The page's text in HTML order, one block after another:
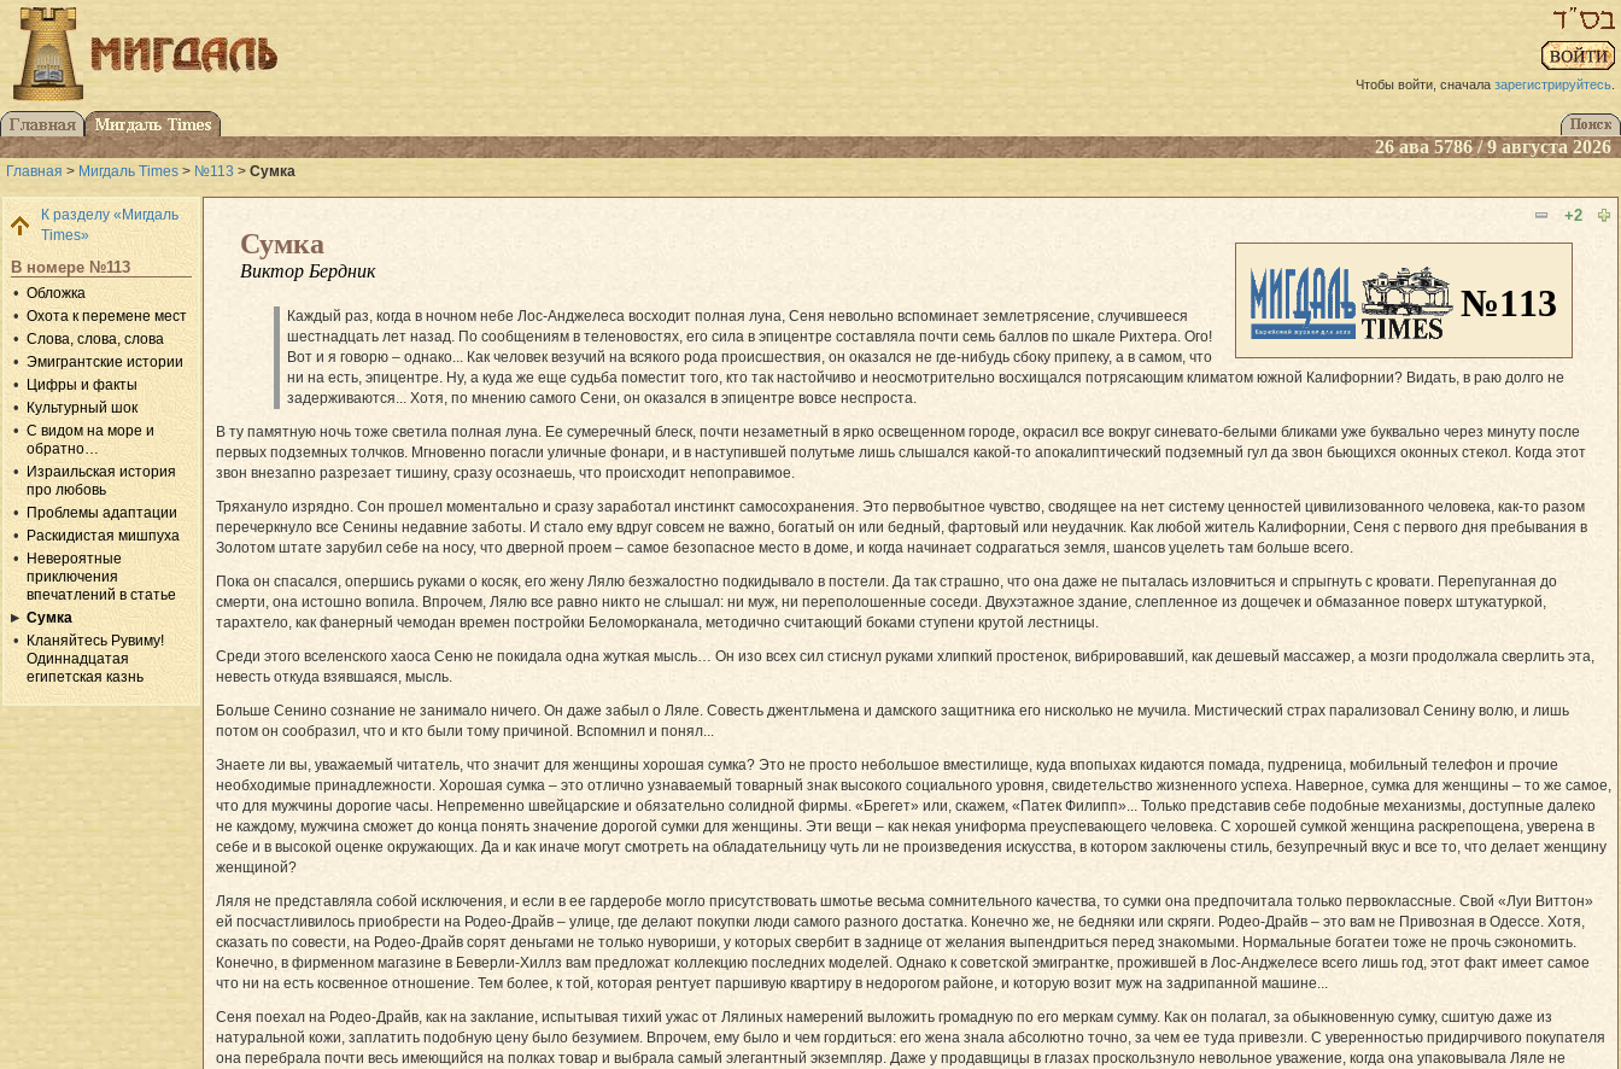
Чтобы войти, сначала зарегистрируйтесь.
26 ава 5786 / 9 августа 2026
Главная > Мигдаль Times > №113 > Сумка
К разделу «Мигдаль
Times»
В номере №113
Обложка
Охота к перемене мест
Слова, слова, слова
Эмигрантские истории
Цифры и факты
Культурный шок
С видом на море и
обратно…
Израильская история
про любовь
Проблемы адаптации
Раскидистая мишпуха
Невероятные
приключения
впечатлений в статье
Сумка
Кланяйтесь Рувиму!
Одиннадцатая
египетская казнь
+2
№113
Сумка
Виктор Бердник
Каждый раз, когда в ночном небе Лос-Анджелеса восходит полная луна, Сеня невольно вспоминает землетрясение, случившееся
шестнадцать лет назад. По сообщениям в теленовостях, его сила в эпицентре составляла почти семь баллов по шкале Рихтера. Ого!
Вот и я говорю – однако... Как человек везучий на всякого рода происшествия, он оказался не где-нибудь сбоку припеку, а в самом, что
ни на есть, эпицентре. Ну, а куда же еще судьба поместит того, кто так настойчиво и неосмотрительно восхищался потрясающим климатом южной Калифорнии? Видать, в раю долго не
задерживаются... Хотя, по мнению самого Сени, он оказался в эпицентре вовсе неспроста.
В ту памятную ночь тоже светила полная луна. Ее сумеречный блеск, почти незаметный в ярко освещенном городе, окрасил все вокруг синевато-белыми бликами уже буквально через минуту после
первых подземных толчков. Мгновенно погасли уличные фонари, и в наступившей полутьме лишь слышался какой-то апокалиптический подземный гул да звон бьющихся оконных стекол. Когда этот
звон внезапно разрезает тишину, сразу осознаешь, что происходит непоправимое.
Тряхануло изрядно. Сон прошел моментально и сразу заработал инстинкт самосохранения. Это первобытное чувство, сводящее на нет систему ценностей цивилизованного человека, как-то разом
перечеркнуло все Сенины недавние заботы. И стало ему вдруг совсем не важно, богатый он или бедный, фартовый или неудачник. Как любой житель Калифорнии, Сеня с первого дня пребывания в
Золотом штате зарубил себе на носу, что дверной проем – самое безопасное место в доме, и когда начинает содрагаться земля, шансов уцелеть там больше всего.
Пока он спасался, опершись руками о косяк, его жену Лялю безжалостно подкидывало в постели. Да так страшно, что она даже не пыталась изловчиться и спрыгнуть с кровати. Перепуганная до
смерти, она истошно вопила. Впрочем, Лялю все равно никто не слышал: ни муж, ни переполошенные соседи. Двухэтажное здание, слепленное из дощечек и обмазанное поверх штукатуркой,
тарахтело, как фанерный чемодан времен постройки Беломорканала, методично считающий боками ступени крутой лестницы.
Среди этого вселенского хаоса Сеню не покидала одна жуткая мысль… Он изо всех сил стиснул руками хлипкий простенок, вибрировавший, как дешевый массажер, а мозги продолжала сверлить эта,
невесть откуда взявшаяся, мысль.
Больше Сенино сознание не занимало ничего. Он даже забыл о Ляле. Совесть джентльмена и дамского защитника его нисколько не мучила. Мистический страх парализовал Сенину волю, и лишь
потом он сообразил, что и кто были тому причиной. Вспомнил и понял...
Знаете ли вы, уважаемый читатель, что значит для женщины хорошая сумка? Это не просто небольшое вместилище, куда впопыхах кидаются помада, пудреница, мобильный телефон и прочие
необходимые принадлежности. Хорошая сумка – это отлично узнаваемый товарный знак высокого социального уровня, свидетельство жизненного успеха. Наверное, сумка для женщины – то же самое,
что для мужчины дорогие часы. Непременно швейцарские и обязательно солидной фирмы. «Брегет» или, скажем, «Патек Филипп»... Только представив себе подобные механизмы, доступные далеко
не каждому, мужчина сможет до конца понять значение дорогой сумки для женщины. Эти вещи – как некая униформа преуспевающего человека. С хорошей сумкой женщина раскрепощена, уверена в
себе и в высокой оценке окружающих. Да и как иначе могут смотреть на обладательницу чуть ли не произведения искусства, в котором заключены стиль, безупречный вкус и все то, что делает женщину
женщиной?
Ляля не представляла собой исключения, и если в ее гардеробе могло присутствовать шмотье весьма сомнительного качества, то сумки она предпочитала только первоклас­сные. Свой «Луи Виттон»
ей посчастливилось приобрести на Родео-Драйв – улице, где делают покупки люди самого разного достатка. Конечно же, не бедняки или скряги. Родео-Драйв – это вам не Привозная в Одессе. Хотя,
сказать по совести, на Родео-Драйв сорят деньгами не только нувориши, у которых свербит в заднице от желания выпендриться перед знакомыми. Нормальные богатеи тоже не прочь сэкономить.
Конечно, в фирменном магазине в Беверли-Хиллз вам предложат коллекцию последних моделей. Однако к советской эмигрантке, прожившей в Лос-Анджелесе всего лишь год, этот факт имеет самое
что ни на есть косвенное отношение. Тем более, к той, которая рентует паршивую квартиру в недорогом районе, и которую возит муж на задрипанной машине...
Сеня поехал на Родео-Драйв, как на заклание, испытывая тихий ужас от Лялиных намерений выложить громадную по его меркам сумму. Как он полагал, за обыкновенную сумку, сшитую даже из
натуральной кожи, заплатить подобную цену было безумием. Впрочем, ему было и чем гордиться: его жена знала абсолютно точно, за чем ее туда привезли. С уверенностью придирчивого покупателя
она перебрала почти весь имеющийся на полках товар и выбрала самый элегантный экземпляр. Даже у продавщицы в глазах проскользнуло невольное уважение, когда она упаковывала Ляле не